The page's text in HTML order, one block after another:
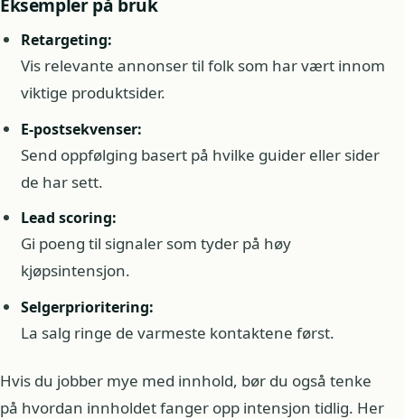
Retargeting:
Vis relevante annonser til folk som har vært innom
viktige produktsider.
E-postsekvenser:
Send oppfølging basert på hvilke guider eller sider
de har sett.
Lead scoring:
Gi poeng til signaler som tyder på høy
kjøpsintensjon.
Selgerprioritering:
La salg ringe de varmeste kontaktene først.
Hvis du jobber mye med innhold, bør du også tenke
på hvordan innholdet fanger opp intensjon tidlig. Her